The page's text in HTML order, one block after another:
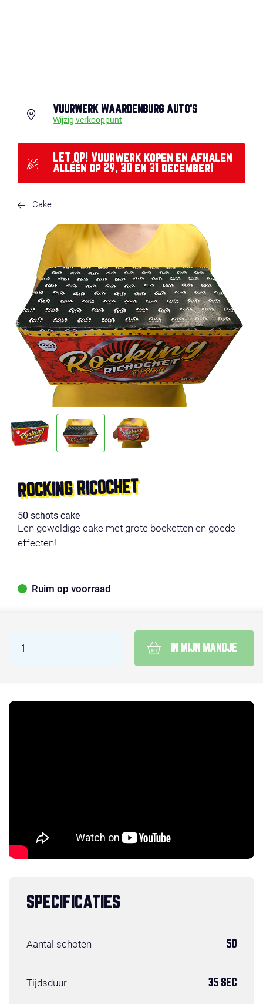
VUURWERK WAARDENBURG AUTO'S
Wijzig verkooppunt
LET OP! Vuurwerk kopen en afhalen
alléén op 29, 30 en 31 december!
Cake
ROCKING RICOCHET
50 schots cake
Een geweldige cake met grote boeketten en goede
effecten!
Ruim op voorraad
IN MIJN MANDJE
SPECIFICATIES
Aantal schoten 50
Tijdsduur 35 SEC